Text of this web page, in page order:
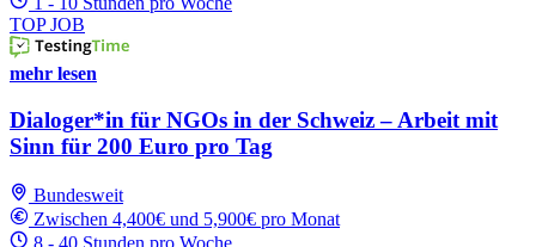
TOP JOB
mehr lesen
Dialoger*in für NGOs in der Schweiz – Arbeit mit
Sinn für 200 Euro pro Tag
Bundesweit
Zwischen 4,400€ und 5,900€ pro Monat
8 - 40 Stunden pro Woche